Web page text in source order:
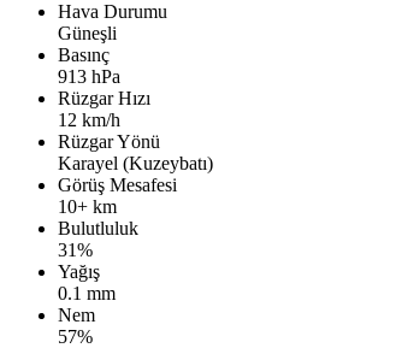
Hava Durumu
Güneşli
Basınç
913 hPa
Rüzgar Hızı
12 km/h
Rüzgar Yönü
Karayel (Kuzeybatı)
Görüş Mesafesi
10+ km
Bulutluluk
31%
Yağış
0.1 mm
Nem
57%